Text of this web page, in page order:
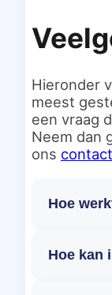
Hieronder
meest
een vraag
Neem dan
ons
Hoe
Hoe kan